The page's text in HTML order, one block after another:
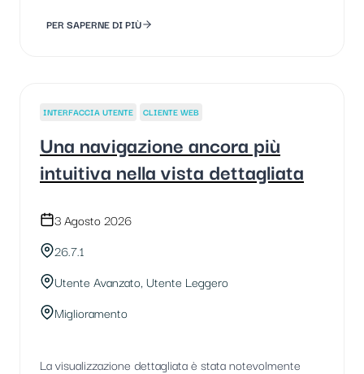
PER SAPERNE DI PIÙ
INTERFACCIA UTENTE CLIENTE WEB
Una navigazione ancora più
intuitiva nella vista dettagliata
3 Agosto 2026
26.7.1
Utente Avanzato, Utente Leggero
Miglioramento
La visualizzazione dettagliata è stata notevolmente